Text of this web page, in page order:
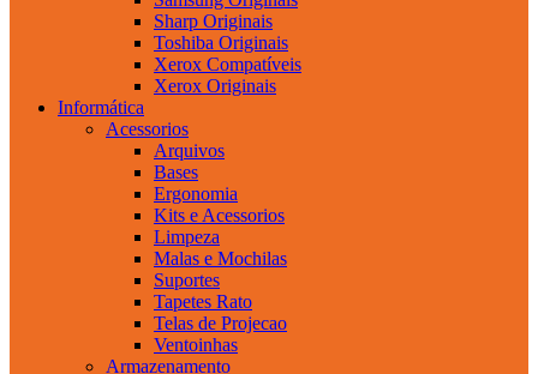
Sharp Originais
Toshiba Originais
Xerox Compatíveis
Xerox Originais
Informática
Acessorios
Arquivos
Bases
Ergonomia
Kits e Acessorios
Limpeza
Malas e Mochilas
Suportes
Tapetes Rato
Telas de Projecao
Ventoinhas
Armazenamento